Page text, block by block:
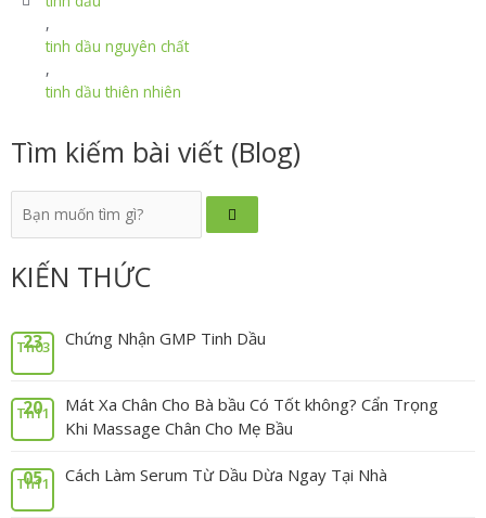
,
tinh dầu nguyên chất
,
tinh dầu thiên nhiên
Tìm kiếm bài viết (Blog)
KIẾN THỨC
23
Th03 Chứng Nhận GMP Tinh Dầu
20
Th11
Mát Xa Chân Cho Bà bầu Có Tốt không? Cẩn Trọng
Khi Massage Chân Cho Mẹ Bầu
05
Th11 Cách Làm Serum Từ Dầu Dừa Ngay Tại Nhà